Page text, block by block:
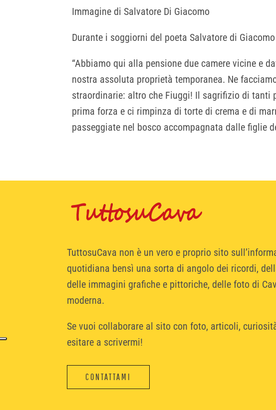
Immagine di Salvatore Di Giacomo
Durante i soggiorni del poeta Salvatore di
“Abbiamo qui alla pensione due camere vicine e
nostra assoluta proprietà temporanea. Ne
straordinarie: altro che Fiuggi! Il sagrifizio di
prima forza e ci rimpinza di torte di crema e di
passeggiate nel bosco accompagnata dalle figlie
TuttosuCava non è un vero e proprio sito
quotidiana bensì una sorta di angolo dei ricordi,
delle immagini grafiche e pittoriche, delle foto di
moderna.
Se vuoi collaborare al sito con foto, articoli,
esitare a scrivermi!
CONTATTAMI